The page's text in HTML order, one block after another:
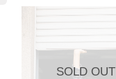
SOLD OUT